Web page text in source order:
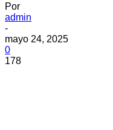
Por
admin
-
mayo 24, 2025
0
178